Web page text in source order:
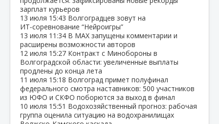
зарплат курьеров
13 июля 15:43 Волгоградцев зовут на
ИТ‑соревнование “Нейроигры”
13 июля 11:34 В МАХ запущены комментарии и
расширены возможности авторов
12 июля 15:27 Контракт с Минобороны в
Волгоградской области: увеличенные выплаты
продлены до конца лета
11 июля 15:18 Волгоград примет полуфинал
федерального смотра наставников: 500 участников
из ЮФО и СКФО поборются за выход в финал
10 июля 15:51 Водохозяйственный прогноз: рабочая
группа оценила ситуацию на водохранилищах